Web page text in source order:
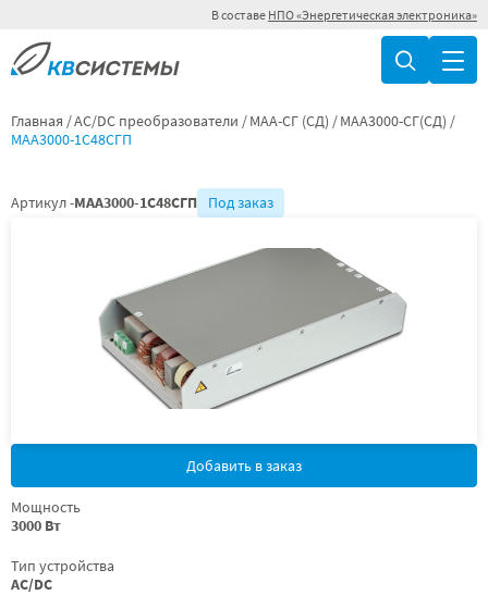
В составе НПО «Энергетическая электроника»
Главная AC/DC преобразователи МАА-СГ (СД)
МАА3000-СГ(СД)
МАА3000-1С48СГП
Артикул -МАА3000-1С48СГП Под заказ
Добавить в заказ
Мощность
3000 Вт
Тип устройства
AC/DC